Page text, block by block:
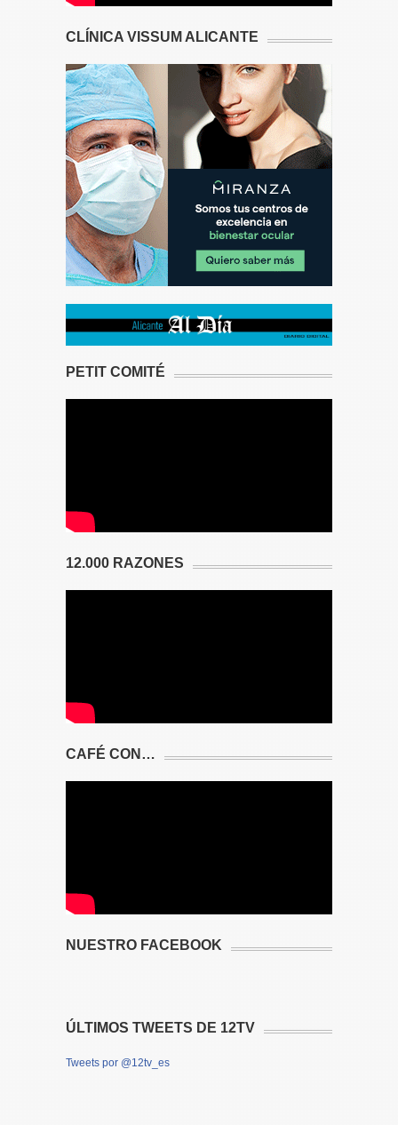
CLÍNICA VISSUM ALICANTE
PETIT COMITÉ
12.000 RAZONES
CAFÉ CON…
NUESTRO FACEBOOK
ÚLTIMOS TWEETS DE 12TV
Tweets por @12tv_es